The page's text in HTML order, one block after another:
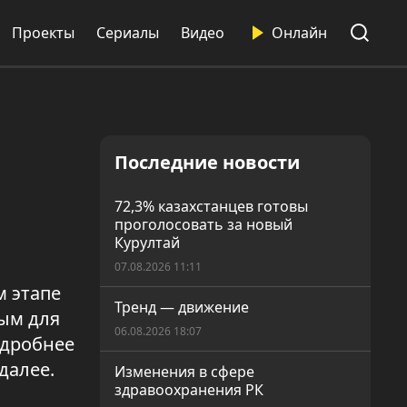
Проекты Сериалы Видео Онлайн
этапе
для
Последние новости
72,3% казахстанцев готовы
проголосовать за новый
Курултай
07.08.2026 11:11
Тренд — движение
06.08.2026 18:07
Изменения в сфере
здравоохранения РК